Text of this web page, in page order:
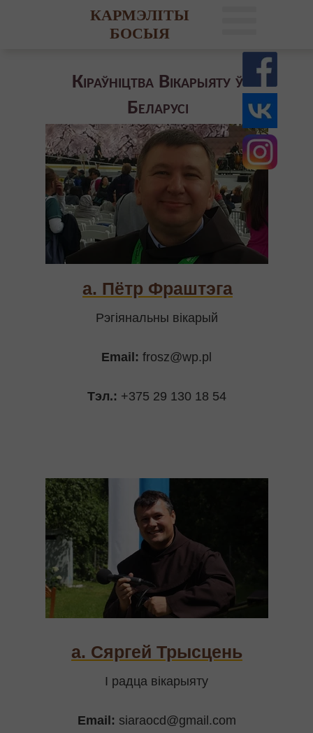
КАРМЭЛІТЫ
БОСЫЯ
Кіраўніцтва Вікарыяту ў
Беларусі
а. Пётр Фраштэга
Рэгіянальны вікарый
Email: frosz@wp.pl
Тэл.: +375 29 130 18 54
а. Сяргей Трысцень
І радца вікарыяту
Email: siaraocd@gmail.com